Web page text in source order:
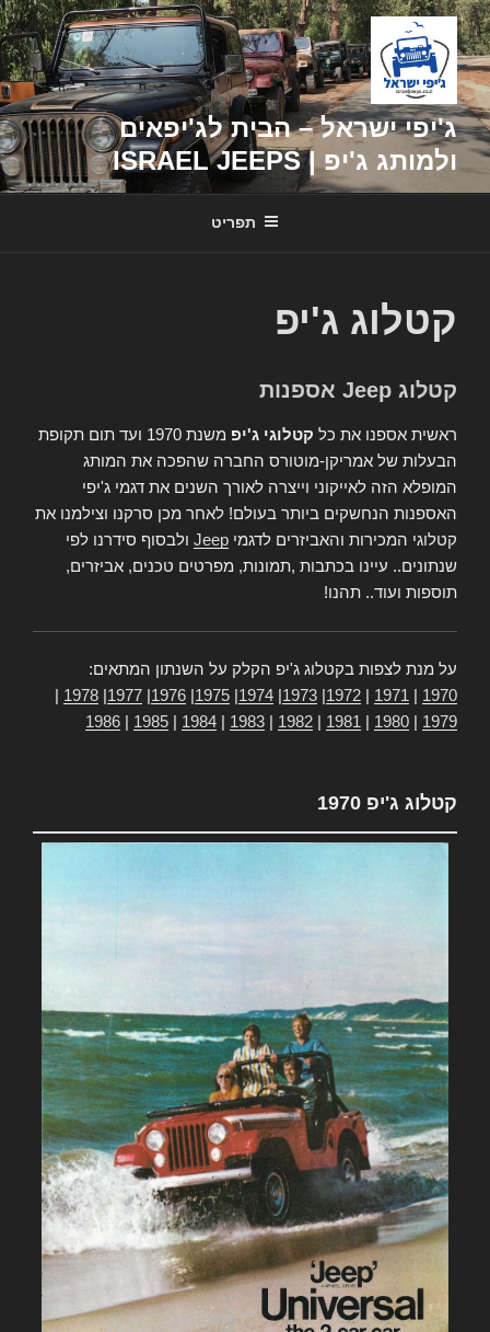
דילוג
לתוכן
ג'יפי ישראל – הבית לג'יפאים
ולמותג ג'יפ | ISRAEL JEEPS
תפריט
קטלוג ג'יפ
קטלוג Jeep אספנות
ראשית אספנו את כל קטלוגי ג'יפ
משנת 1970 ועד תום תקופת
הבעלות של אמריקן-מוטורס החברה שהפכה את המותג
המופלא הזה לאייקוני וייצרה לאורך השנים את דגמי ג'יפי
האספנות הנחשקים ביותר בעולם! לאחר מכן סרקנו וצילמנו את
קטלוגי המכירות והאביזרים לדגמי Jeep ולבסוף סידרנו לפי
שנתונים.. עיינו בכתבות ,תמונות, מפרטים טכנים, אביזרים,
תוספות ועוד.. תהנו!
על מנת לצפות בקטלוג ג'יפ הקלק על השנתון המתאים:
1970
1971
1972
1973
1974
1975
1976
1977
1978
1979
1980
1981
1982
1983
1984
1985
1986
קטלוג ג'יפ 1970